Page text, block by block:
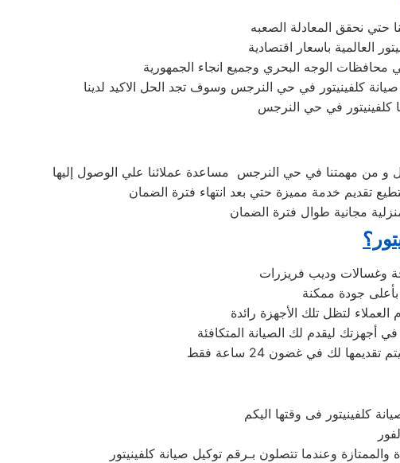
حتي نحقق المعادلة الصعبه
العالمية باسعار اقتصادية
الوجه البحري وجميع انجاء الجمهورية
كلفينيتور في حي النرجس وسوف تجد الحل الاكيد لدينا
كلفينيتور في حي النرجس
و من مهمتنا في حي النرجس مساعدة عملائنا علي الوصول إليها
تقديم خدمة مميزة حتي بعد انتهاء فترة الضمان
مجانية طوال فترة الضمان
لتظل تلك الأجهزة رائدة
كلفينيتور فى وقتها اليكم
وعندما تتصلون بـرقم توكيل صيانة كلفينيتور